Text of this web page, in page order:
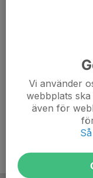
Vi använder
webbplats
även för